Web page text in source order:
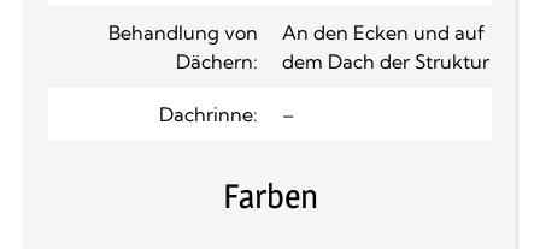
Behandlung von
Dächern:
An den Ecken und auf
dem Dach der Struktur
Dachrinne: –
Farben